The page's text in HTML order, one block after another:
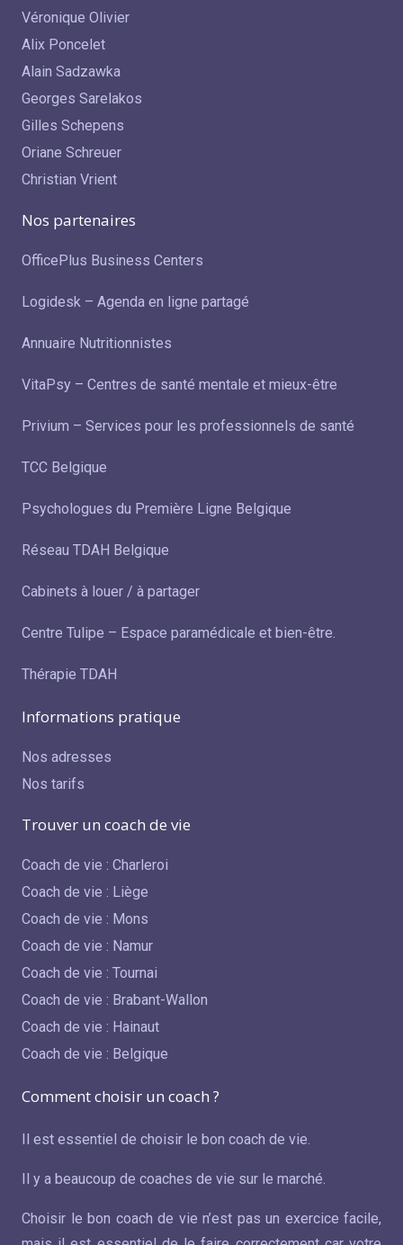
Véronique Olivier
Alix Poncelet
Alain Sadzawka
Georges Sarelakos
Gilles Schepens
Oriane Schreuer
Christian Vrient
Nos partenaires
OfficePlus Business Centers
Logidesk – Agenda en ligne partagé
Annuaire Nutritionnistes
VitaPsy – Centres de santé mentale et mieux-être
Privium – Services pour les professionnels de santé
TCC Belgique
Psychologues du Première Ligne Belgique
Réseau TDAH Belgique
Cabinets à louer / à partager
Centre Tulipe – Espace paramédicale et bien-être.
Thérapie TDAH
Informations pratique
Nos adresses
Nos tarifs
Trouver un coach de vie
Coach de vie : Charleroi
Coach de vie : Liège
Coach de vie : Mons
Coach de vie : Namur
Coach de vie : Tournai
Coach de vie : Brabant-Wallon
Coach de vie : Hainaut
Coach de vie : Belgique
Comment choisir un coach ?
Il est essentiel de choisir le bon coach de vie.
Il y a beaucoup de coaches de vie sur le marché.
Choisir le bon coach de vie n’est pas un exercice facile,